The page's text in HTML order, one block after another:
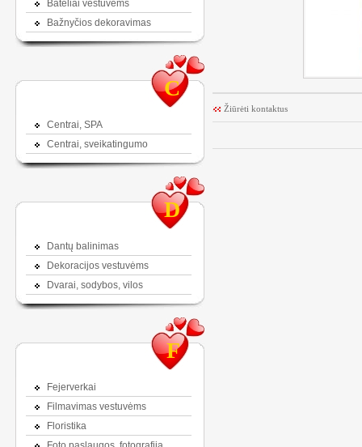
Bateliai vestuvėms
Bažnyčios dekoravimas
C
Centrai, SPA
Centrai, sveikatingumo
D
Dantų balinimas
Dekoracijos vestuvėms
Dvarai, sodybos, vilos
F
Fejerverkai
Filmavimas vestuvėms
Floristika
Žiūrėti kontaktus